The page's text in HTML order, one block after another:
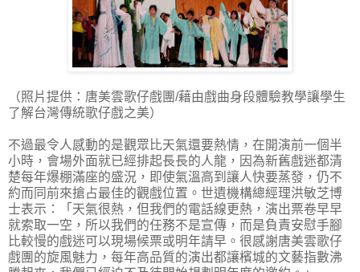
（照片提供：唐美雲歌仔戲團/藉由戲曲身段體驗教學讓學生
了解台灣傳統歌仔戲之美）
不過最令人感動的是觀眾比天氣還要熱情，在開演前一個半
小時，會場外面就已經排起長長的人龍，因為新舊戲迷都清
楚每年爆棚滿座的盛況，即使氣溫高到讓人快要蒸發，仍不
約而同前來搶占最佳的觀戲位置。世遺機構總經理洪敏芝博
士表示：「天氣很熱，但我們的電話線更熱，演出票卷早早
就索取一空，所以我們的任務不是宣傳，而是負責安慰手腳
比較慢的戲迷可以現場候票或明年請早。很感謝唐美雲歌仔
戲團的旋風魅力，每年高品質的演出都讓檳城的文藝指數沸